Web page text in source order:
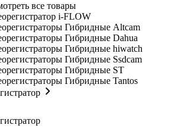
все товары
i-FLOW
Гибридные Altcam
Гибридные Dahua
Гибридные hiwatch
Гибридные Ssdcam
Гибридные ST
Гибридные Tantos